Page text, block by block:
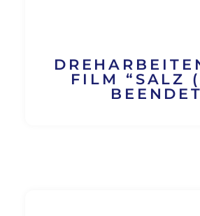
FILM “SALZ
BEENDET